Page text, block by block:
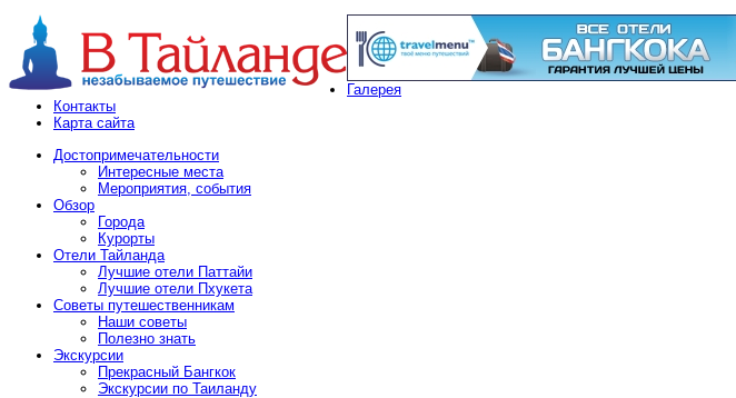
Галерея
Контакты
Карта сайта
Достопримечательности
Интересные места
Мероприятия, события
Обзор
Города
Курорты
Отели Тайланда
Лучшие отели Паттайи
Лучшие отели Пхукета
Советы путешественникам
Наши советы
Полезно знать
Экскурсии
Прекрасный Бангкок
Экскурсии по Таиланду